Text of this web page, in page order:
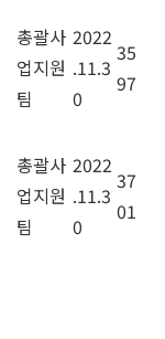
총괄사
업지원
팀
2022
.11.3
0
35
97
총괄사
업지원
팀
2022
.11.3
0
37
01